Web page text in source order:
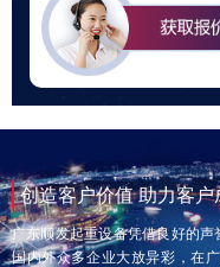
创造客户价值 助力客
广东顺发起重设备凭借良好的
国内外众多企业大放异彩，在